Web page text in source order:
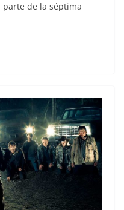
parte de la séptima